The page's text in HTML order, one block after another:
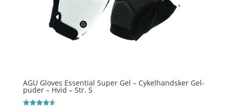
AGU Gloves Essential Super Gel – Cykelhandsker Gel-
puder – Hvid – Str. S